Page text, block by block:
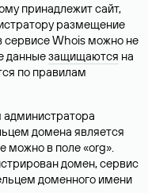
принадлежит сайт,
размещение
сервисе Whois можно не
данныезащищаются на
по правилам
администратора
домена является
можно в поле «org».
домен, сервис
доменного имени